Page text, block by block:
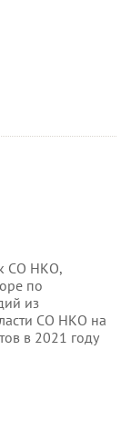
СО НКО,
по
из
СО НКО на
в 2021 году